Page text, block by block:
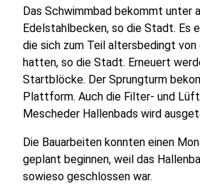
Das Schwimmbad bekommt unter
Edelstahlbecken, so die Stadt. Es
die sich zum Teil altersbedingt von
hatten, so die Stadt. Erneuert
Startblöcke. Der Sprungturm
Plattform. Auch die Filter- und
Mescheder Hallenbads wird
Die Bauarbeiten konnten einen
geplant beginnen, weil das
sowieso geschlossen war.